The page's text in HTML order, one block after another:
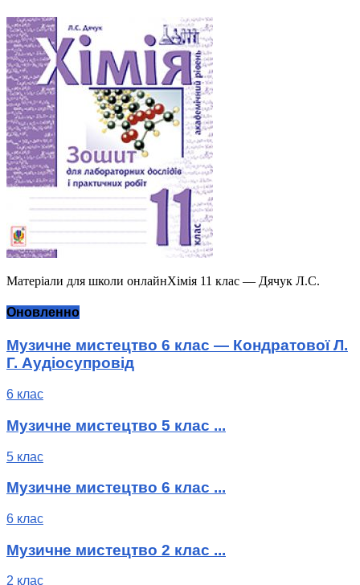
Матеріали для школи онлайнХімія 11 клас — Дячук Л.С.
Оновленно
Музичне мистецтво 6 клас — Кондратової Л.
Г. Аудіосупровід
6 клас
Музичне мистецтво 5 клас ...
5 клас
Музичне мистецтво 6 клас ...
6 клас
Музичне мистецтво 2 клас ...
2 клас